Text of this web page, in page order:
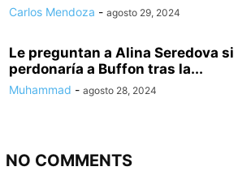
Carlos Mendoza - agosto 29, 2024
Le preguntan a Alina Seredova si
perdonaría a Buffon tras la...
Muhammad - agosto 28, 2024
NO COMMENTS